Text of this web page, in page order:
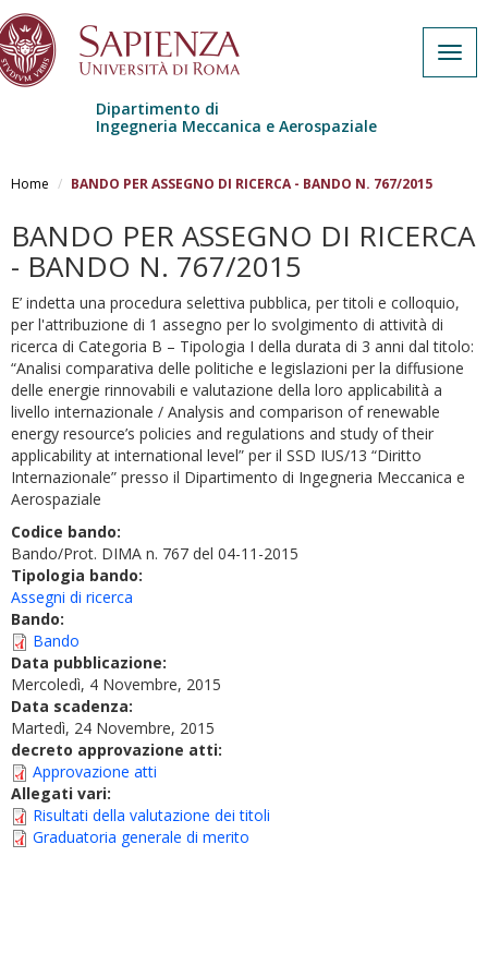
Dipartimento di
Ingegneria Meccanica e Aerospaziale
Home BANDO PER ASSEGNO DI RICERCA - BANDO N. 767/2015
BANDO PER ASSEGNO DI RICERCA
- BANDO N. 767/2015
E’ indetta una procedura selettiva pubblica, per titoli e colloquio,
per l'attribuzione di 1 assegno per lo svolgimento di attività di
ricerca di Categoria B – Tipologia I della durata di 3 anni dal titolo:
“Analisi comparativa delle politiche e legislazioni per la diffusione
delle energie rinnovabili e valutazione della loro applicabilità a
livello internazionale / Analysis and comparison of renewable
energy resource’s policies and regulations and study of their
applicability at international level” per il SSD IUS/13 “Diritto
Internazionale” presso il Dipartimento di Ingegneria Meccanica e
Aerospaziale
Codice bando:
Bando/Prot. DIMA n. 767 del 04-11-2015
Tipologia bando:
Assegni di ricerca
Bando:
Bando
Data pubblicazione:
Mercoledì, 4 Novembre, 2015
Data scadenza:
Martedì, 24 Novembre, 2015
decreto approvazione atti:
Approvazione atti
Allegati vari:
Risultati della valutazione dei titoli
Graduatoria generale di merito